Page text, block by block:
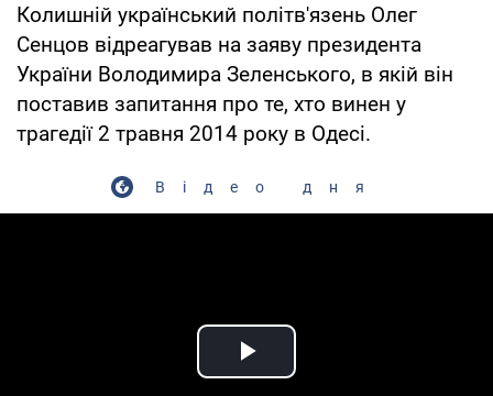
Колишній український політв'язень Олег
Сенцов відреагував на заяву президента
України Володимира Зеленського, в якій він
поставив запитання про те, хто винен у
трагедії 2 травня 2014 року в Одесі.
Відео дня
Play Video